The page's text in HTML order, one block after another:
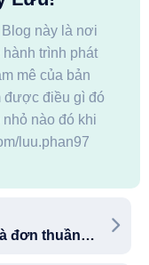
này là nơi
trình phát
mê của bản
được điều gì đó
nào đó khi
luu.phan97
Trên đời này, thứ tình cảm nào là đơn thuần nhất